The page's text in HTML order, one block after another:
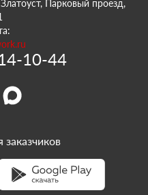
Парковый проезд,
10-44